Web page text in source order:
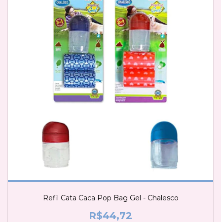
Refil Cata Caca Pop Bag Gel - Chalesco
R$44,72